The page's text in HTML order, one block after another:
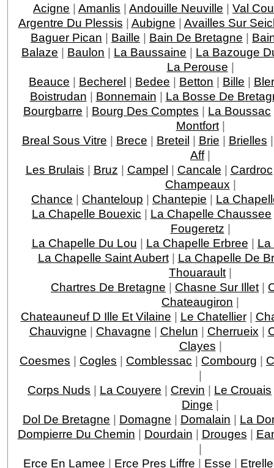
Acigne | Amanlis | Andouille Neuville | Val
Argentre Du Plessis | Aubigne | Availles Sur
Baguer Pican | Baille | Bain De Bretagne |
Balaze | Baulon | La Baussaine | La Bazouge
La Perouse |
Beauce | Becherel | Bedee | Betton | Bille |
Boistrudan | Bonnemain | La Bosse De
Bourgbarre | Bourg Des Comptes | La Boussac
Montfort|
Breal Sous Vitre | Brece | Breteil | Brie | Brielles
Aff|
Les Brulais | Bruz | Campel | Cancale | Cardroc
Champeaux |
Chance | Chanteloup | Chantepie | La
La Chapelle Bouexic | La Chapelle Chaussee
Fougeretz |
La Chapelle Du Lou | La Chapelle Erbree | La
La Chapelle Saint Aubert| La Chapelle De
Thouarault |
Chartres De Bretagne | Chasne Sur Illet |
Chateaugiron |
Chateauneuf D Ille Et Vilaine | Le Chatellier|
Chauvigne | Chavagne | Chelun | Cherrueix |
Clayes |
Coesmes | Cogles | Comblessac | Combourg |
|
Corps Nuds | La Couyere | Crevin | Le Crouais
Dinge |
Dol De Bretagne | Domagne | Domalain | La
Dompierre Du Chemin | Dourdain | Drouges |
|
Erce En Lamee | Erce Pres Liffre | Esse |